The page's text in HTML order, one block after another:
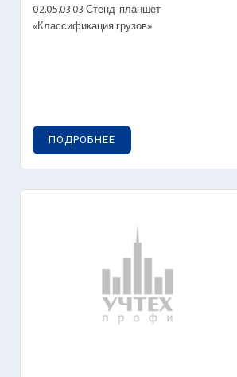
02.05.03.03 Стенд-планшет
«Классификация грузов»
ПОДРОБНЕЕ